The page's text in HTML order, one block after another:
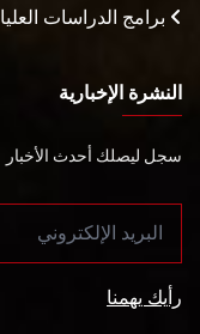
برامج الدراسات العليا
النشرة الإخبارية
سجل ليصلك أحدث الأخبار
رأيك يهمنا